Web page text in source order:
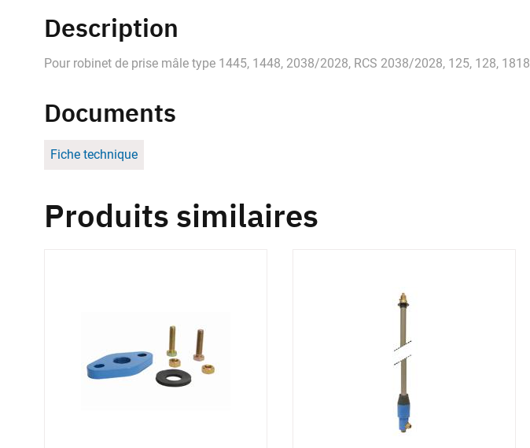
Description
Pour robinet de prise mâle type 1445, 1448, 2038/2028, RCS 2038/2028, 125, 128, 1818
Documents
Fiche technique
Produits similaires